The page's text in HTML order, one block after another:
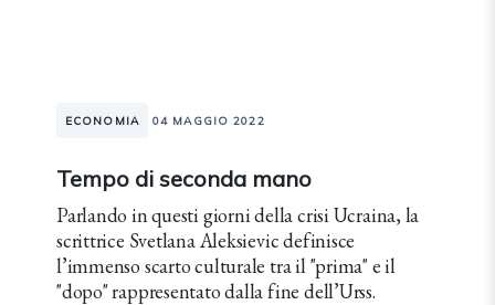
ECONOMIA 04 MAGGIO 2022
Tempo di seconda mano
Parlando in questi giorni della crisi Ucraina, la
scrittrice Svetlana Aleksievic definisce
l’immenso scarto culturale tra il "prima" e il
"dopo" rappresentato dalla fine dell’Urss.